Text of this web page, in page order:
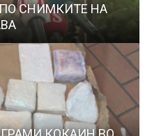
СНИМКИТЕ НА